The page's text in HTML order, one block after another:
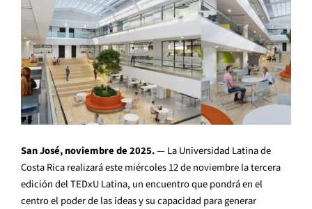
San José, noviembre de 2025.— La Universidad Latina de
Costa Rica realizará este miércoles 12 de noviembre la tercera
edición del TEDxU Latina, un encuentro que pondrá en el
centro el poder de las ideas y su capacidad para generar